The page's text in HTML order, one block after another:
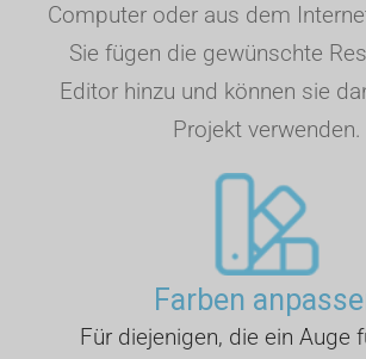
Computer oder aus dem
Sie fügen die gewünschte
Editor hinzu und können sie
Projekt verwenden.
Farben
Für diejenigen, die ein Auge